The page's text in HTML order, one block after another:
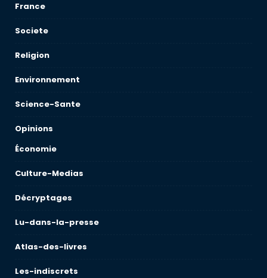
France
Societe
Religion
Environnement
Science-Sante
Opinions
Économie
Culture-Medias
Décryptages
Lu-dans-la-presse
Atlas-des-livres
Les-indiscrets